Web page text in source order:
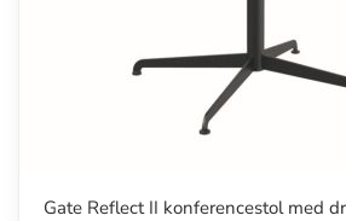
Gate Reflect II konferencestol med